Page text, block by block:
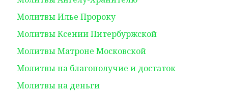
Молитвы Илье Пророку
Молитвы Ксении Питербуржской
Молитвы Матроне Московской
Молитвы на благополучие и достаток
Молитвы на деньги